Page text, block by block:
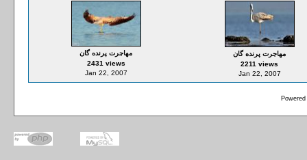
مهاجرت پرنده گان
2431 views
Jan 22, 2007
مهاجرت پرنده گان
2211 views
Jan 22, 2007